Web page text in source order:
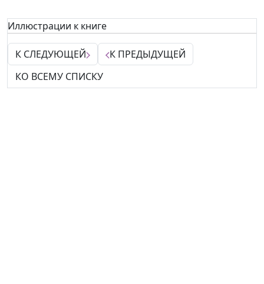
Иллюстрации к книге
К СЛЕДУЮЩЕЙ
К ПРЕДЫДУЩЕЙ
КО ВСЕМУ СПИСКУ